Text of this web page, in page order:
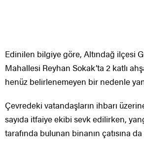
Edinilen bilgiye göre, Altındağ ilçesi
Mahallesi Reyhan Sokak’ta 2 katlı
henüz belirlenemeyen bir nedenle
Çevredeki vatandaşların ihbarı
sayıda itfaiye ekibi sevk edilirken,
tarafında bulunan binanın çatısına da